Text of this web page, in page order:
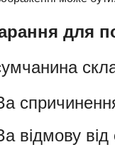
для
відмову від